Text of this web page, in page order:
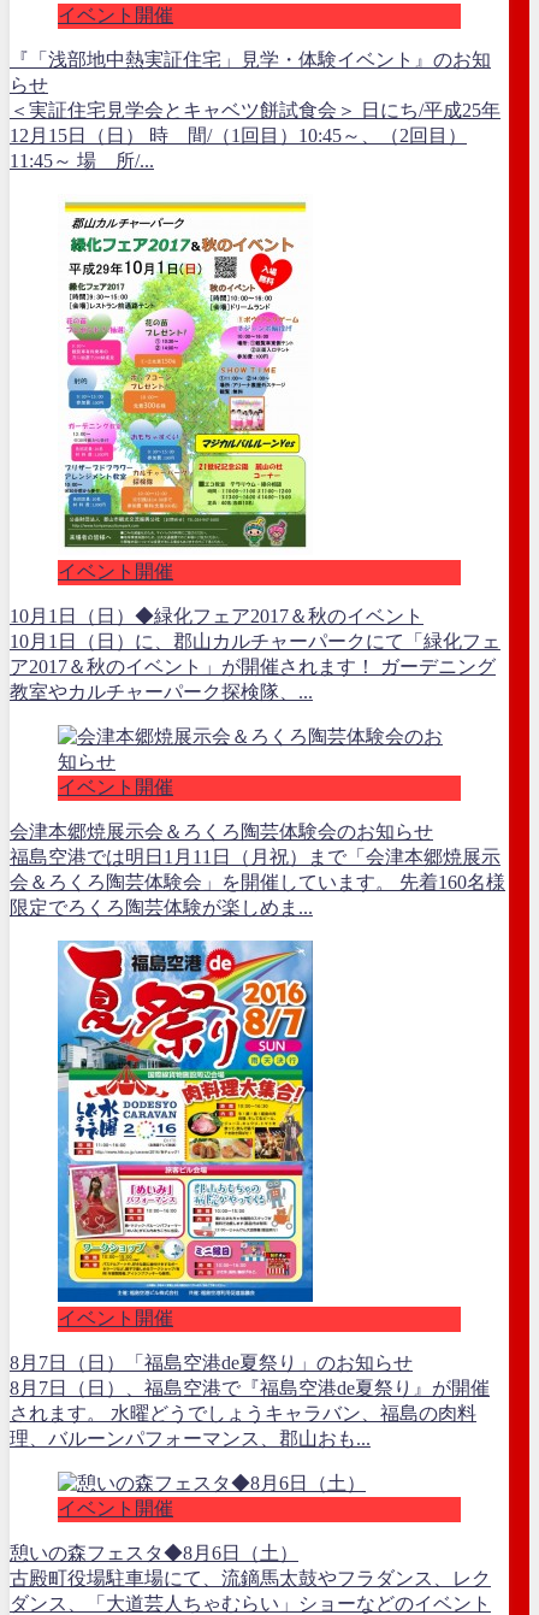
イベント開催
『「浅部地中熱実証住宅」見学・体験イベント』のお知
らせ
＜実証住宅見学会とキャベツ餅試食会＞ 日にち/平成25年
12月15日（日） 時 間/（1回目）10:45～、（2回目）
11:45～ 場 所/...
イベント開催
10月1日（日）◆緑化フェア2017＆秋のイベント
10月1日（日）に、郡山カルチャーパークにて「緑化フェ
ア2017＆秋のイベント」が開催されます！ ガーデニング
教室やカルチャーパーク探検隊、...
イベント開催
会津本郷焼展示会＆ろくろ陶芸体験会のお知らせ
福島空港では明日1月11日（月祝）まで「会津本郷焼展示
会＆ろくろ陶芸体験会」を開催しています。 先着160名様
限定でろくろ陶芸体験が楽しめま...
イベント開催
8月7日（日）「福島空港de夏祭り」のお知らせ
8月7日（日）、福島空港で『福島空港de夏祭り』が開催
されます。 水曜どうでしょうキャラバン、福島の肉料
理、バルーンパフォーマンス、郡山おも...
イベント開催
憩いの森フェスタ◆8月6日（土）
古殿町役場駐車場にて、流鏑馬太鼓やフラダンス、レク
ダンス、「大道芸人ちゃむらい」ショーなどのイベント